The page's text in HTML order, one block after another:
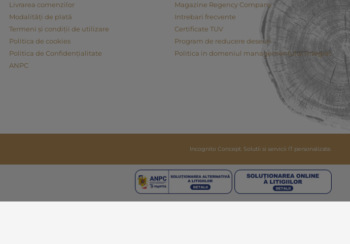
Livrarea comenzilor
Modalități de plată
Termeni și condiții de utilizare
Politica de cookies
Politica de Confidențialitate
ANPC
Magazine Regency Company
Intrebari frecvente
Certificate TUV
Program de reducere deseuri
Politica in domeniul managementului integrat
Incognito Concept. Solutii si servicii IT personalizate.